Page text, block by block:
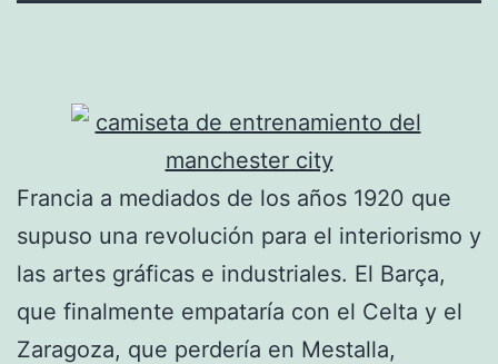
Francia a mediados de los años 1920 que
supuso una revolución para el interiorismo y
las artes gráficas e industriales. El Barça,
que finalmente empataría con el Celta y el
Zaragoza, que perdería en Mestalla,